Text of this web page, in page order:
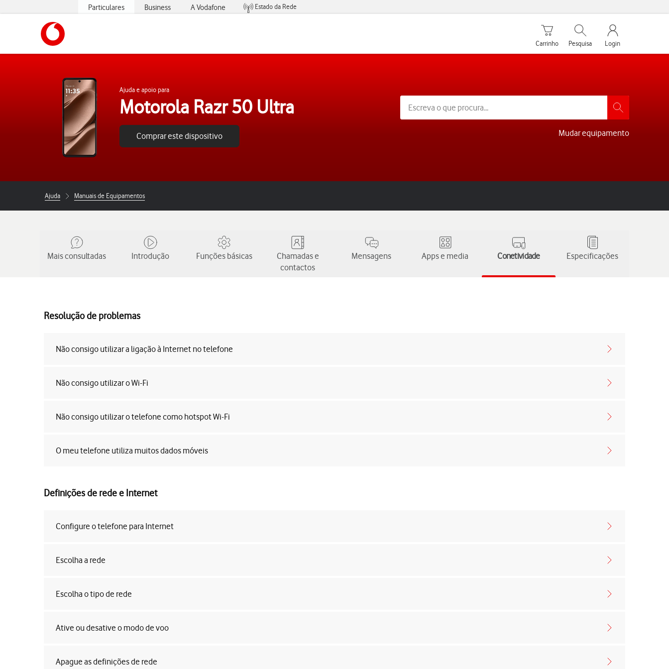
Particulares Business A Vodafone
Estado da Rede
Carrinho de compras
Carrinho
Pesquisar
Pesquisa
My Vodafone
Login
Ajuda e apoio para
Motorola Razr 50 Ultra
Comprar este dispositivo Mudar equipamento
Ajuda Manuais de Equipamentos
Mais consultadas Introdução Funções básicas
Chamadas e
contactos
Mensagens Apps e media Conetividade Especificações
Resolução de problemas
Não consigo utilizar a ligação à Internet no telefone
Não consigo utilizar o Wi-Fi
Não consigo utilizar o telefone como hotspot Wi-Fi
O meu telefone utiliza muitos dados móveis
Definições de rede e Internet
Configure o telefone para Internet
Escolha a rede
Escolha o tipo de rede
Ative ou desative o modo de voo
Apague as definições de rede